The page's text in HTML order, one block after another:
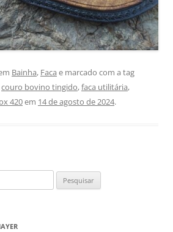
Bainha, Faca e marcado com a tag
couro bovino tingido,faca utilitária,
420em 14 de agosto de 2024.